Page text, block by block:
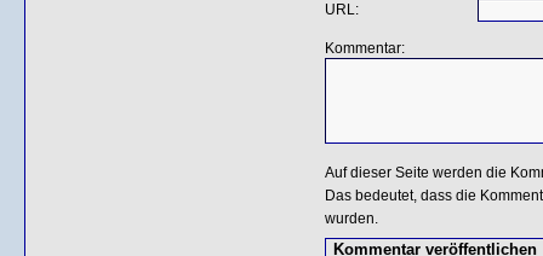
URL:
Kommentar:
Auf dieser Seite werden die
Das bedeutet, dass die
wurden.